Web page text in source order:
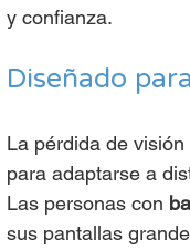
y confianza.
Diseñado
La pérdida de
para adaptarse a
Las personas con
sus pantallas